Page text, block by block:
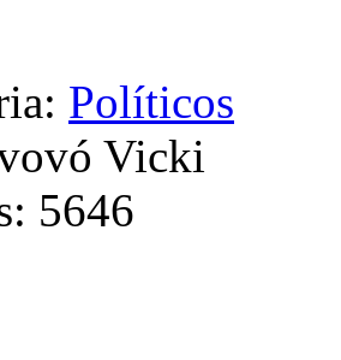
Políticos
Vicki
5646